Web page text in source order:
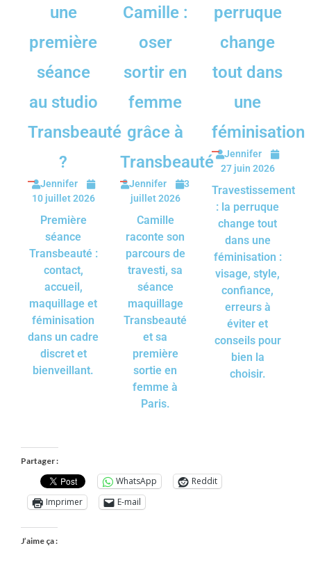
une
première
séance
au studio
Transbeauté
?
Jennifer
10 juillet 2026
Première
séance
Transbeauté :
contact,
accueil,
maquillage et
féminisation
dans un cadre
discret et
bienveillant.
Camille :
oser
sortir en
femme
grâce à
Transbeauté
Jennifer
3
juillet 2026
Camille
raconte son
parcours de
travesti, sa
séance
maquillage
Transbeauté
et sa
première
sortie en
femme à
Paris.
perruque
change
tout dans
une
féminisation
Jennifer
27 juin 2026
Travestissement
: la perruque
change tout
dans une
féminisation :
visage, style,
confiance,
erreurs à
éviter et
conseils pour
bien la
choisir.
Partager :
WhatsApp
Reddit
Imprimer
E-mail
J’aime ça :